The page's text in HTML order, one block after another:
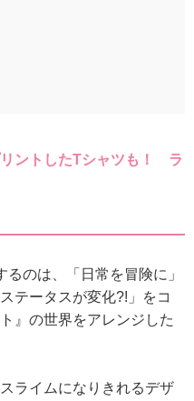
リントしたTシャツも！ ラ
のは、「日常を冒険に」
テータスが変化?!」をコ
』の世界をアレンジした
ライムになりきれるデザ